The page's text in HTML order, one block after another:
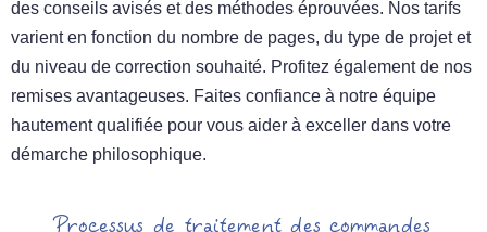
des conseils avisés et des méthodes éprouvées. Nos tarifs
varient en fonction du nombre de pages, du type de projet et
du niveau de correction souhaité. Profitez également de nos
remises avantageuses. Faites confiance à notre équipe
hautement qualifiée pour vous aider à exceller dans votre
démarche philosophique.
Processus de traitement des commandes